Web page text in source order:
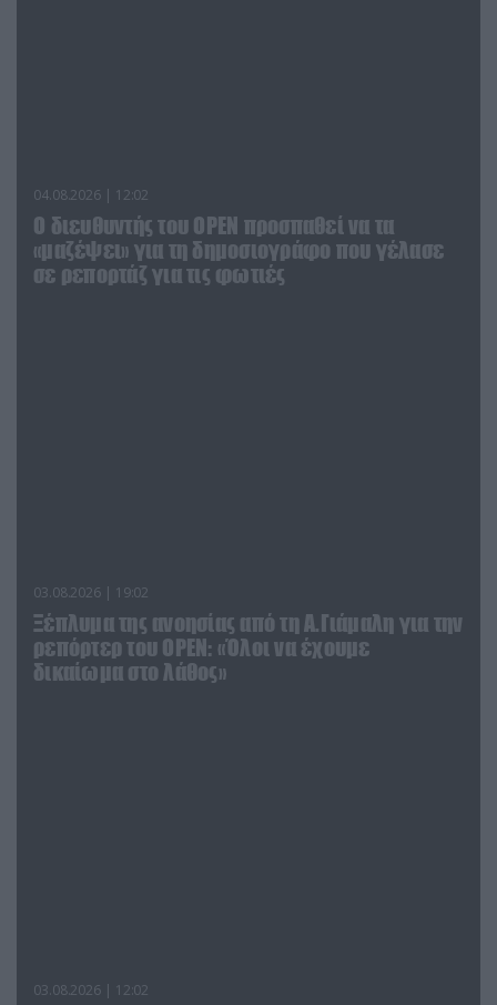
04.08.2026 | 12:02
O διευθυντής του OPEN προσπαθεί να τα
«μαζέψει» για τη δημοσιογράφο που γέλασε
σε ρεπορτάζ για τις φωτιές
03.08.2026 | 19:02
Ξέπλυμα της ανοησίας από τη Α.Γιάμαλη για την
ρεπόρτερ του ΟΡΕΝ: «Όλοι να έχουμε
δικαίωμα στο λάθος»
03.08.2026 | 12:02